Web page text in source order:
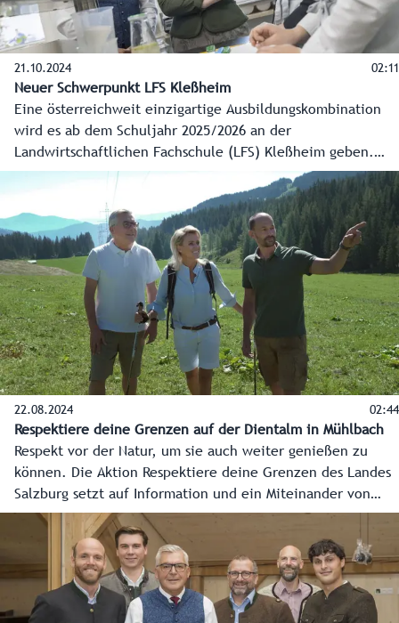
21.10.2024 02:11
Neuer Schwerpunkt LFS Kleßheim
Eine österreichweit einzigartige Ausbildungskombination
wird es ab dem Schuljahr 2025/2026 an der
Landwirtschaftlichen Fachschule (LFS) Kleßheim geben.
Die Fachrichtung Betriebs- und Haushaltsmanagement
ebnet in Kooperation mit dem Salzburger
Apothekerverband den Einstieg in die Lehre zur
pharmazeutisch-kaufmännischen Assistenz (PKA).
22.08.2024 02:44
Respektiere deine Grenzen auf der Dientalm in Mühlbach
Respekt vor der Natur, um sie auch weiter genießen zu
können. Die Aktion Respektiere deine Grenzen des Landes
Salzburg setzt auf Information und ein Miteinander von
Landwirtschaft inklusive Almwirtschaft, Jagd, Tourismus
und anderen Partnern. Botschafterin der Aktion ist Skistar
und Moderatorin Alexandra Meissnitzer.